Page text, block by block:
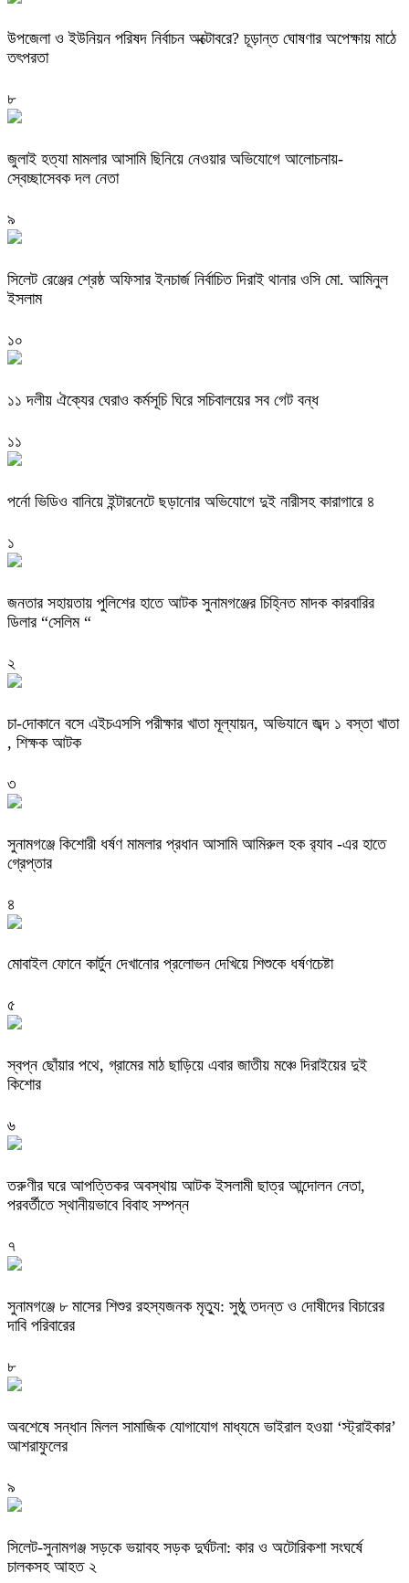
উপজেলা ও ইউনিয়ন পরিষদ নির্বাচন অক্টোবরে? চূড়ান্ত ঘোষণার অপেক্ষায় মাঠে
তৎপরতা
৮
জুলাই হত্যা মামলার আসামি ছিনিয়ে নেওয়ার অভিযোগে আলোচনায়-
স্বেচ্ছাসেবক দল নেতা
৯
‎সিলেট রেঞ্জের শ্রেষ্ঠ অফিসার ইনচার্জ নির্বাচিত দিরাই থানার ওসি মো. আমিনুল
ইসলাম
১০
‎১১ দলীয় ঐক্যের ঘেরাও কর্মসূচি ঘিরে সচিবালয়ের সব গেট বন্ধ
১১
পর্নো ভিডিও বানিয়ে ইন্টারনেটে ছড়ানোর অভিযোগে দুই নারীসহ কারাগারে ৪
১
জনতার সহায়তায় পুলিশের হাতে আটক সুনামগঞ্জের চিহ্নিত মাদক কারবারির
ডিলার “সেলিম “
২
চা-দোকানে বসে এইচএসসি পরীক্ষার খাতা মূল্যায়ন, অভিযানে জব্দ ১ বস্তা খাতা
, শিক্ষক আটক
৩
‎সুনামগঞ্জে কিশোরী ধর্ষণ মামলার প্রধান আসামি আমিরুল হক র‌্যাব -এর হাতে
গ্রেপ্তার
৪
মোবাইল ফোনে কার্টুন দেখানোর প্রলোভন দেখিয়ে শিশুকে ধর্ষণচেষ্টা
৫
স্বপ্ন ছোঁয়ার পথে, গ্রামের মাঠ ছাড়িয়ে এবার জাতীয় মঞ্চে দিরাইয়ের দুই
কিশোর
৬
তরুণীর ঘরে আপত্তিকর অবস্থায় আটক ইসলামী ছাত্র আন্দোলন নেতা,
পরবর্তীতে স্থানীয়ভাবে বিবাহ সম্পন্ন
৭
সুনামগঞ্জে ৮ মাসের শিশুর রহস্যজনক মৃত্যু: সুষ্ঠু তদন্ত ও দোষীদের বিচারের
দাবি পরিবারের
৮
অবশেষে সন্ধান মিলল সামাজিক যোগাযোগ মাধ্যমে ভাইরাল হওয়া ‘স্ট্রাইকার’
আশরাফুলের
৯
সিলেট-সুনামগঞ্জ সড়কে ভয়াবহ সড়ক দুর্ঘটনা: কার ও অটোরিকশা সংঘর্ষে
চালকসহ আহত ২